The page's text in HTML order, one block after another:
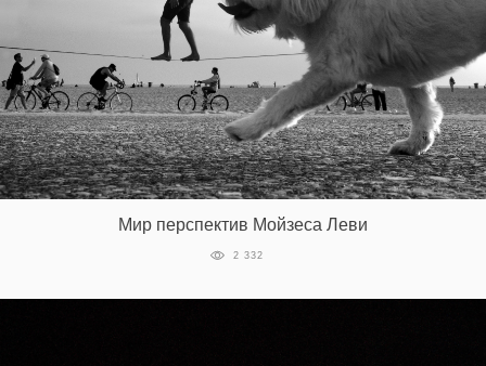
Мир перспектив Мойзеса Леви
2 332